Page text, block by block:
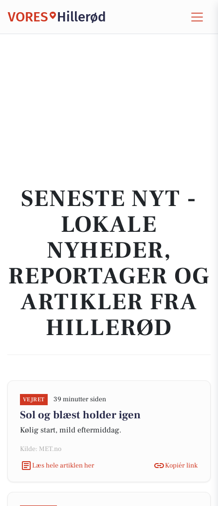
VORES Hillerød
SENESTE NYT -
LOKALE
NYHEDER,
REPORTAGER OG
ARTIKLER FRA
HILLERØD
VEJRET 39 minutter siden
Sol og blæst holder igen
Kølig start, mild eftermiddag.
Kilde: MET.no
Læs hele artiklen her
Kopiér link